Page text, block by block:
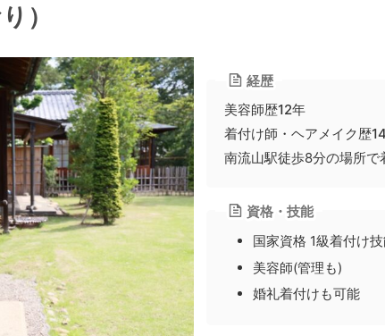
）
経歴
美容師歴12年
着付け師・ヘアメイク歴
南流山駅徒歩8分の場所で
資格・技能
国家資格 1級着付け
美容師(管理も)
婚礼着付けも可能